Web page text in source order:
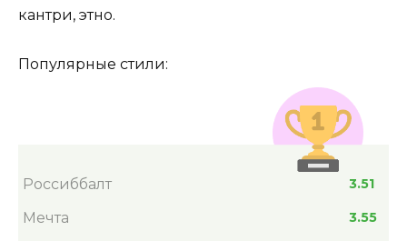
кантри, этно.
Популярные стили:
Россиббалт 3.51
Мечта 3.55